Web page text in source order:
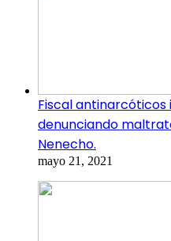
Fiscal
denunciando
Nenecho.
mayo 21, 2021